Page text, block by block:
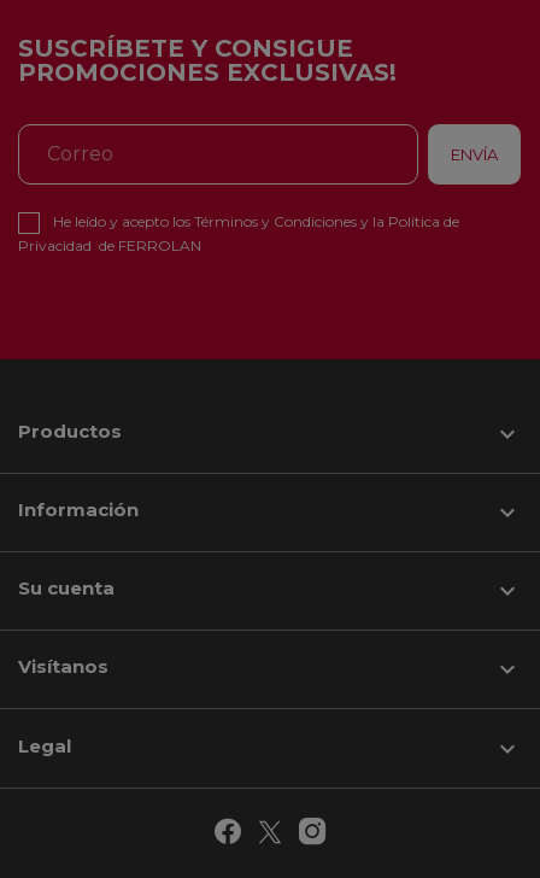
SUSCRÍBETE Y CONSIGUE
PROMOCIONES EXCLUSIVAS!
He leído y acepto los Términos y Condiciones y la Política de
Privacidad de FERROLAN
Productos 
Información 
Su cuenta 
Visítanos keyboard_arrow_down
Legal 